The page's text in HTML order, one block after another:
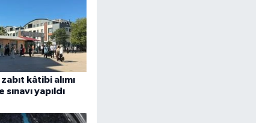
kâtibi alımı
yapıldı